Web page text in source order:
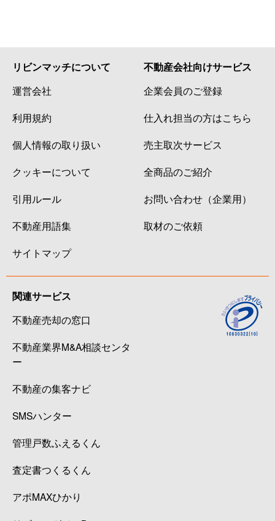
リビンマッチについて
運営会社
利用規約
個人情報の取り扱い
クッキーについて
引用ルール
不動産用語集
サイトマップ
不動産会社向けサービス
企業会員のご登録
仕入れ担当の方はこちら
売主取次サービス
全商品のご紹介
お問い合わせ（企業用）
取材のご依頼
関連サービス
不動産売却の窓口
不動産業界M&A相談センタ
ー
不動産の集客ナビ
SMSハンター
管理戸数ふえるくん
査定書つくるくん
アポMAXひかり